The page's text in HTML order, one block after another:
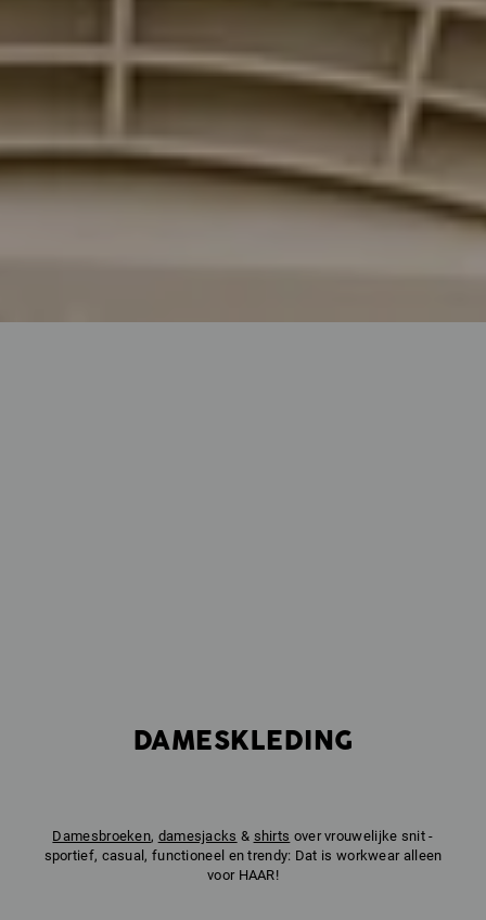
DAMESKLEDING
Damesbroeken, damesjacks & shirts over vrouwelijke snit -
sportief, casual, functioneel en trendy: Dat is workwear alleen
voor HAAR!